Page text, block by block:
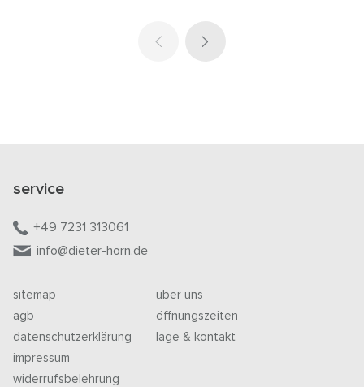
service
+49 7231 313061
info@dieter-horn.de
sitemap
agb
datenschutzerklärung
impressum
widerrufsbelehrung
über uns
öffnungszeiten
lage & kontakt